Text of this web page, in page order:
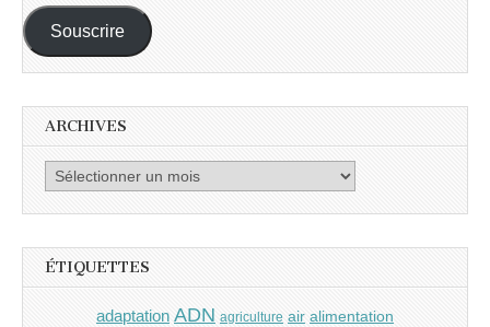
mail :
Souscrire
ARCHIVES
Archives
ÉTIQUETTES
adaptation ADN agriculture air alimentation